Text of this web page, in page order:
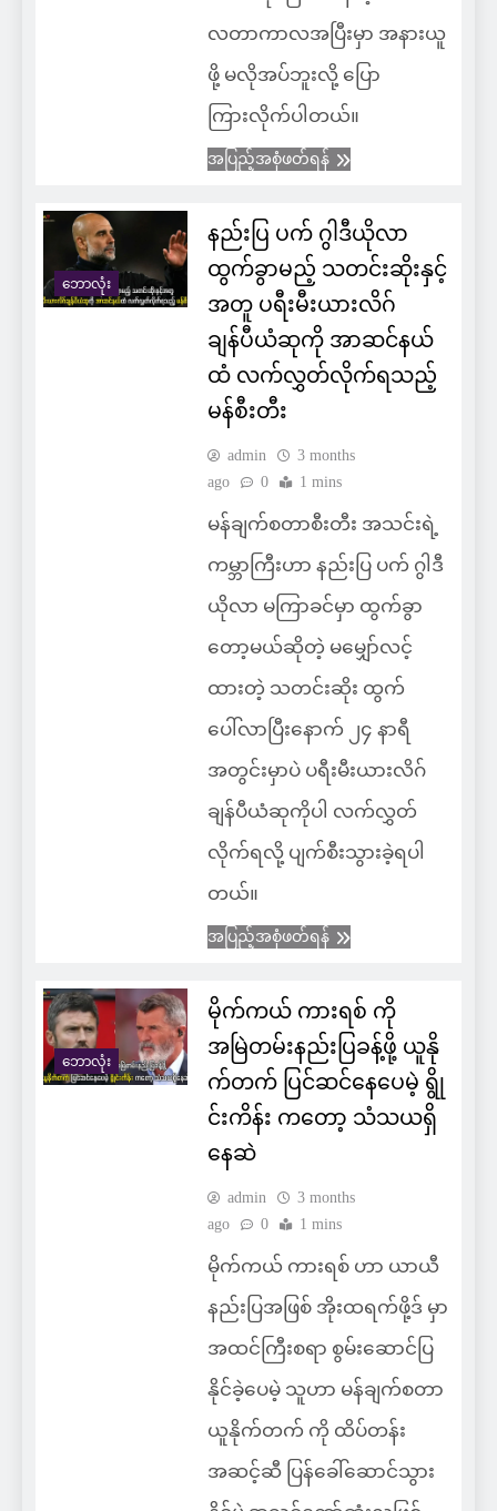
လတာကာလအပြီးမှာ အနားယူ
ဖို့ မလိုအပ်ဘူးလို့ ပြော
ကြားလိုက်ပါတယ်။
အပြည့်အစုံဖတ်ရန်
ဘောလုံး
နည်းပြ ပက် ဂွါဒီယိုလာ
ထွက်ခွာမည့် သတင်းဆိုးနှင့်
အတူ ပရီးမီးယားလိဂ်
ချန်ပီယံဆုကို အာဆင်နယ်
ထံ လက်လွှတ်လိုက်ရသည့်
မန်စီးတီး
admin
3 months
ago
0 1 mins
မန်ချက်စတာစီးတီး အသင်းရဲ့
ကမ္ဘာကြီးဟာ နည်းပြ ပက် ဂွါဒီ
ယိုလာ မကြာခင်မှာ ထွက်ခွာ
တော့မယ်ဆိုတဲ့ မမျှော်လင့်
ထားတဲ့ သတင်းဆိုး ထွက်
ပေါ်လာပြီးနောက် ၂၄ နာရီ
အတွင်းမှာပဲ ပရီးမီးယားလိဂ်
ချန်ပီယံဆုကိုပါ လက်လွှတ်
လိုက်ရလို့ ပျက်စီးသွားခဲ့ရပါ
တယ်။
အပြည့်အစုံဖတ်ရန်
ဘောလုံး
မိုက်ကယ် ကားရစ် ကို
အမြဲတမ်းနည်းပြခန့်ဖို့ ယူနို
က်တက် ပြင်ဆင်နေပေမဲ့ ရွို
င်းကိန်း ကတော့ သံသယရှိ
နေဆဲ
admin
3 months
ago
0 1 mins
မိုက်ကယ် ကားရစ် ဟာ ယာယီ
နည်းပြအဖြစ် အိုးထရက်ဖို့ဒ် မှာ
အထင်ကြီးစရာ စွမ်းဆောင်ပြ
နိုင်ခဲ့ပေမဲ့ သူဟာ မန်ချက်စတာ
ယူနိုက်တက် ကို ထိပ်တန်း
အဆင့်ဆီ ပြန်ခေါ်ဆောင်သွား